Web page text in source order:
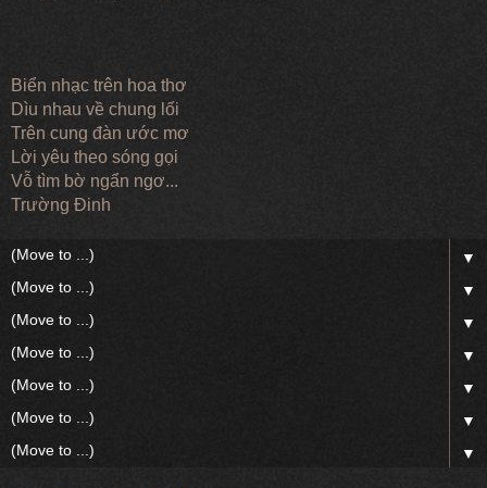
Biển nhạc trên hoa thơ
Dìu nhau về chung lối
Trên cung đàn ước mơ
Lời yêu theo sóng gọi
Vỗ tìm bờ ngẩn ngơ...
Trường Đinh
▼
▼
▼
▼
▼
▼
▼